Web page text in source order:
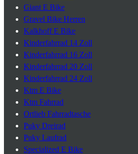
Giant E Bike
Gravel Bike Herren
Kalkhoff E Bike
Kinderfahrrad 14 Zoll
Kinderfahrrad 16 Zoll
Kinderfahrrad 20 Zoll
Kinderfahrrad 24 Zoll
Ktm E Bike
Ktm Fahrrad
Ortlieb Fahrradtasche
Puky Dreirad
Puky Laufrad
Specialized E Bike